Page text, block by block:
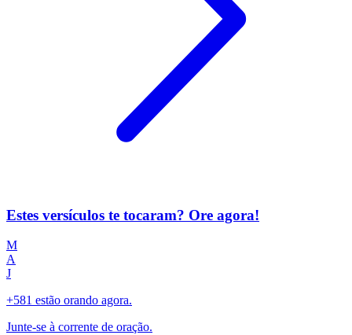
Estes versículos te tocaram? Ore agora!
M
A
J
+581 estão orando agora.
Junte-se à corrente de oração.